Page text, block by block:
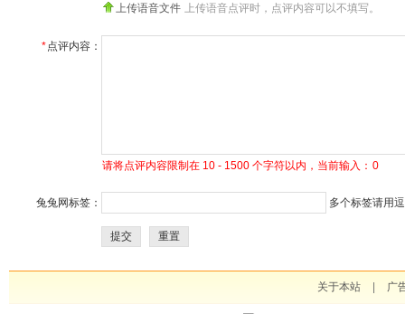
上传语音文件 上传语音点评时，点评内容可以不填写。
*点评内容：
请将点评内容限制在 10 - 1500 个字符以内，当前输入： 0
兔兔网标签： 多个标签请用
提交 重置
关于本站 广